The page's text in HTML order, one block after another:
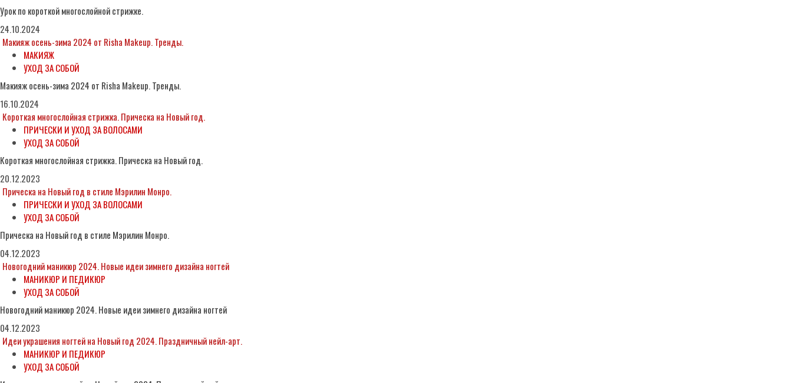
Урок по короткой многослойной стрижке.
24.10.2024
Макияж осень-зима 2024 от Risha Makeup. Тренды.
МАКИЯЖ
УХОД ЗА СОБОЙ
Макияж осень-зима 2024 от Risha Makeup. Тренды.
16.10.2024
Короткая многослойная стрижка. Прическа на Новый год.
ПРИЧЕСКИ И УХОД ЗА ВОЛОСАМИ
УХОД ЗА СОБОЙ
Короткая многослойная стрижка. Прическа на Новый год.
20.12.2023
Прическа на Новый год в стиле Мэрилин Монро.
ПРИЧЕСКИ И УХОД ЗА ВОЛОСАМИ
УХОД ЗА СОБОЙ
Прическа на Новый год в стиле Мэрилин Монро.
04.12.2023
Новогодний маникюр 2024. Новые идеи зимнего дизайна ногтей
МАНИКЮР И ПЕДИКЮР
УХОД ЗА СОБОЙ
Новогодний маникюр 2024. Новые идеи зимнего дизайна ногтей
04.12.2023
Идеи украшения ногтей на Новый год 2024. Праздничный нейл-арт.
МАНИКЮР И ПЕДИКЮР
УХОД ЗА СОБОЙ